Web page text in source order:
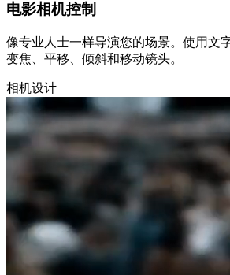
电影相机控制
像专业人士一样导演您的场景。使用文
变焦、平移、倾斜和移动镜头。
相机设计